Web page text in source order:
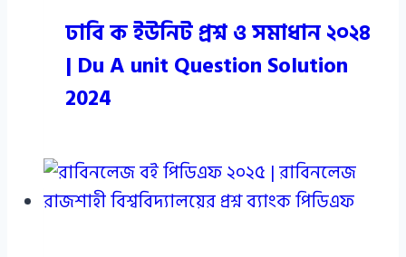
ঢাবি ক ইউনিট প্রশ্ন ও সমাধান ২০২৪
| Du A unit Question Solution
2024